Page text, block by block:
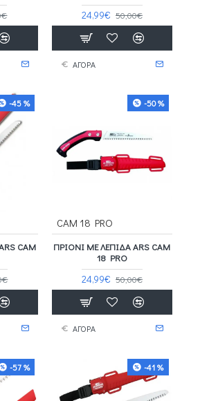
24,99€ 50,00€
ΑΓΟΡΑ
-45 %
CAM
-50 %
CAM 18 PRO
ΠΡΙΌΝΙ ΜΕ ΛΕΠΊΔΑ ARS CAM
18 PRO
24,99€ 50,00€
ΑΓΟΡΑ
-57 % -41 %